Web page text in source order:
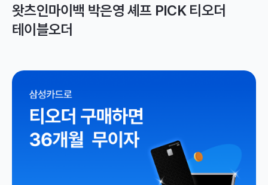
왓츠인마이백 박은영 셰프 PICK 티오더
테이블오더